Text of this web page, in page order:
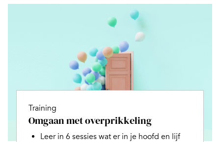
Training
Omgaan met overprikkeling
Leer in 6 sessies wat er in je hoofd en lijf